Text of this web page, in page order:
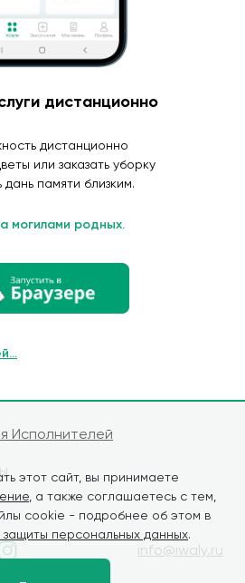
этот сайт, вы принимаете
, а также соглашаетесь с тем,
cookie - подробнее об этом в
персональных данных.
дистанционно
дистанционно
или заказать уборку
дань памяти близким.
могилами родных.
Исполнителей
info@iwaly.ru